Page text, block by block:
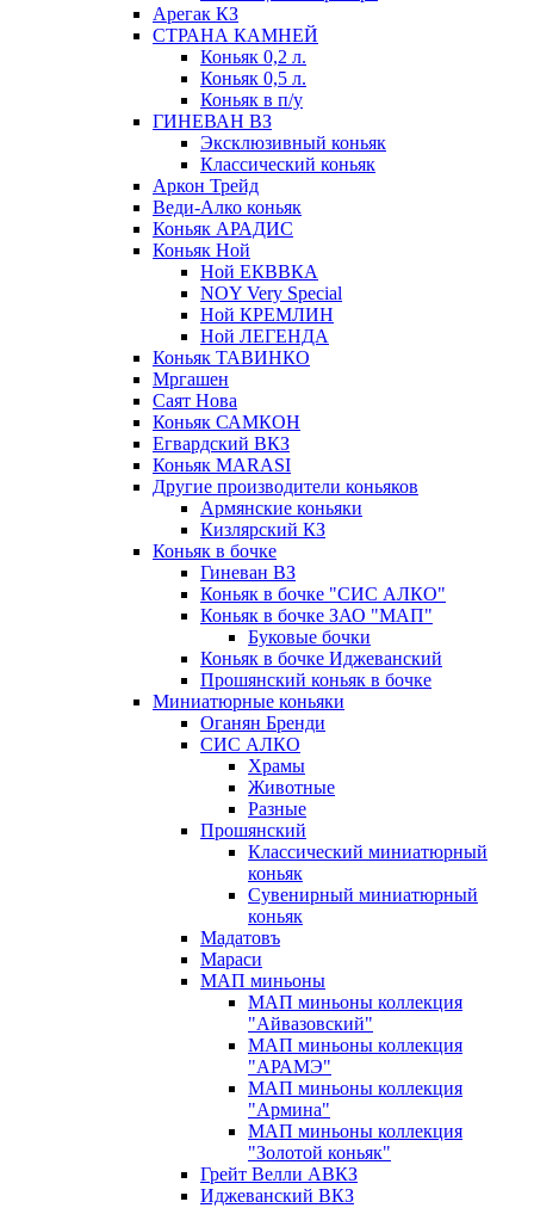
Арегак КЗ
СТРАНА КАМНЕЙ
Коньяк 0,2 л.
Коньяк 0,5 л.
Коньяк в п/у
ГИНЕВАН ВЗ
Эксклюзивный коньяк
Классический коньяк
Аркон Трейд
Веди-Алко коньяк
Коньяк АРАДИС
Коньяк Ной
Ной ЕКВВКА
NOY Very Special
Ной КРЕМЛИН
Ной ЛЕГЕНДА
Коньяк ТАВИНКО
Мргашен
Саят Нова
Коньяк САМКОН
Егвардский ВКЗ
Коньяк MARASI
Другие производители коньяков
Армянские коньяки
Кизлярский КЗ
Коньяк в бочке
Гиневан ВЗ
Коньяк в бочке "СИС АЛКО"
Коньяк в бочке ЗАО "МАП"
Буковые бочки
Коньяк в бочке Иджеванский
Прошянский коньяк в бочке
Миниатюрные коньяки
Оганян Бренди
СИС АЛКО
Храмы
Животные
Разные
Прошянский
Классический миниатюрный
коньяк
Сувенирный миниатюрный
коньяк
Мадатовъ
Мараси
МАП миньоны
МАП миньоны коллекция
"Айвазовский"
МАП миньоны коллекция
"АРАМЭ"
МАП миньоны коллекция
"Армина"
МАП миньоны коллекция
"Золотой коньяк"
Грейт Велли АВКЗ
Иджеванский ВКЗ